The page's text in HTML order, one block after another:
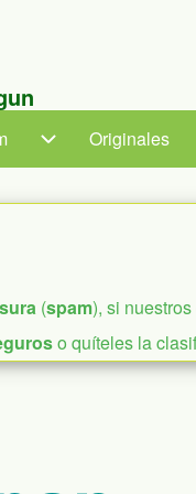
Corlexim sub-
Originales
Originales
(spam), si
o quíteles la